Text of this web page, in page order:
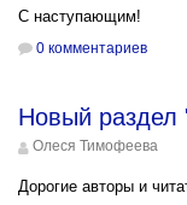
С наступающим!
0 комментариев
Новый раздел
Олеся Тимофеева
Дорогие авторы и